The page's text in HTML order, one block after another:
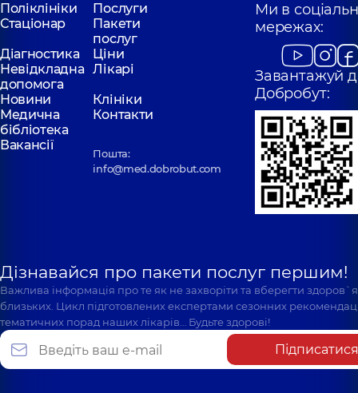
Поліклініки
Послуги
Стаціонар
Пакети
послуг
Діагностика
Ціни
Невідкладна
допомога
Лікарі
Новини
Клініки
Медична
бібліотека
Контакти
Вакансії
Пошта:
info@med.dobrobut.com
Ми в
мережах:
Завантажуй
Добробут:
Дізнавайся про пакети послуг першим!
Важлива інформація про те як не захворіти та вберегти
близьких. Цикл підготовлених експертами сезонних
тематичних порад наших лікарів… Будьте здорові!
Підписатися